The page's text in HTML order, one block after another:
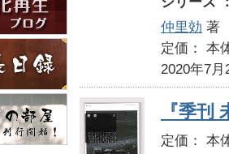
仲里効 著
定価：
2020年7月
『季刊
定価：